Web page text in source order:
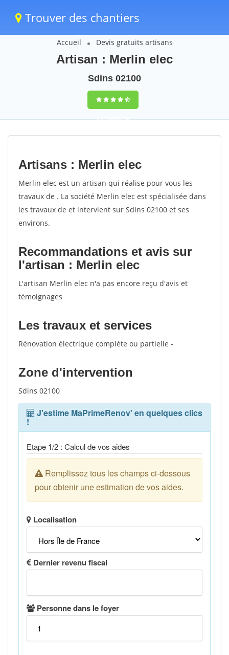
Trouver des chantiers
Accueil Devis gratuits artisans
Artisan : Merlin elec
Sdins 02100
9,5(100%)56
votes
Artisans : Merlin elec
Merlin elec est un artisan qui réalise pour vous les
travaux de . La société Merlin elec est spécialisée dans
les travaux de et intervient sur Sdins 02100 et ses
environs.
Recommandations et avis sur
l'artisan : Merlin elec
L'artisan Merlin elec n'a pas encore reçu d'avis et
témoignages
Les travaux et services
Rénovation électrique complète ou partielle -
Zone d'intervention
Sdins 02100